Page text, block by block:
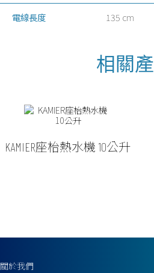
電線長度 135 cm
KAMIER座枱熱水機 10公升
關於我們